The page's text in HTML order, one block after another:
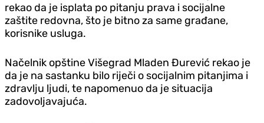
rekao da je isplata po pitanju prava i socijalne
zaštite redovna, što je bitno za same građane,
korisnike usluga.
Načelnik opštine Višegrad Mladen Đurević rekao je
da je na sastanku bilo riječi o socijalnim pitanjima i
zdravlju ljudi, te napomenuo da je situacija
zadovoljavajuća.